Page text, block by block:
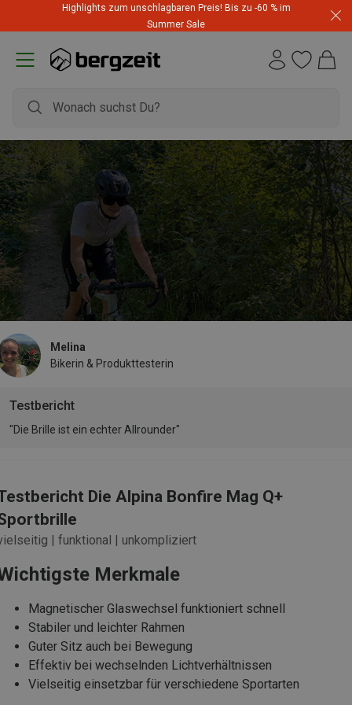
Highlights zum unschlagbaren Preis! Bis zu -60 % im
Summer Sale
Testbericht
Melina
Bikerin & Produkttesterin
"Die Brille ist ein echter Allrounder"
Die Alpina Bonfire Mag Q+
| funktional | unkompliziert
Merkmale
Magnetischer Glaswechsel funktioniert schnell
Stabiler und leichter Rahmen
Guter Sitz auch bei Bewegung
Effektiv bei wechselnden Lichtverhältnissen
Vielseitig einsetzbar für verschiedene Sportarten